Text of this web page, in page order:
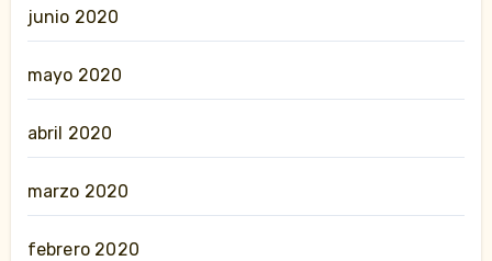
junio 2020
mayo 2020
abril 2020
marzo 2020
febrero 2020